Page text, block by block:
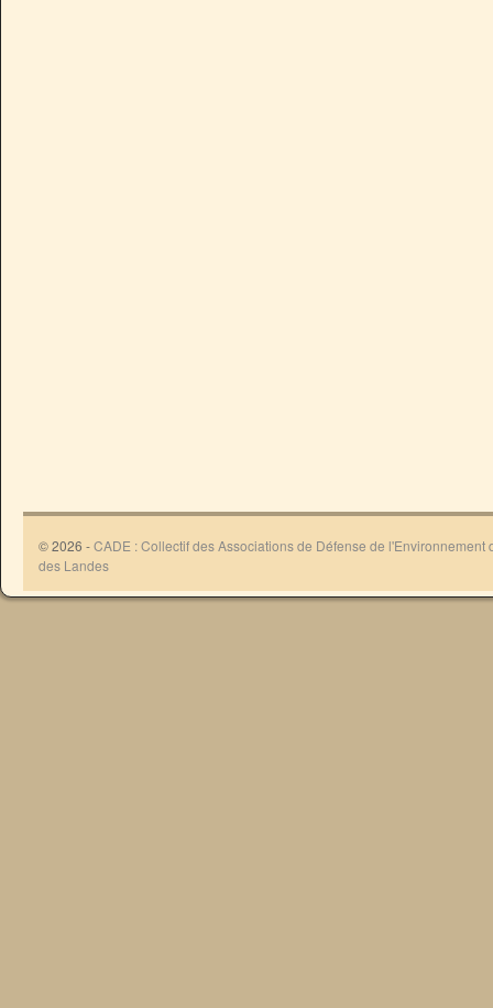
© 2026 -CADE : Collectif des Associations de Défense de l'Environnement
des Landes